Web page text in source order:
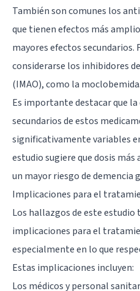
También son comunes los
que tienen efectos más
mayores efectos secundarios.
considerarse los inhibidores
(IMAO), como la moclobemida.
Es importante destacar que
secundarios de estos
significativamente variables
estudio sugiere que dosis más
un mayor riesgo de demencia
Implicaciones para el
Los hallazgos de este
implicaciones para el
especialmente en lo que
Estas implicaciones incluyen:
Los médicos y personal